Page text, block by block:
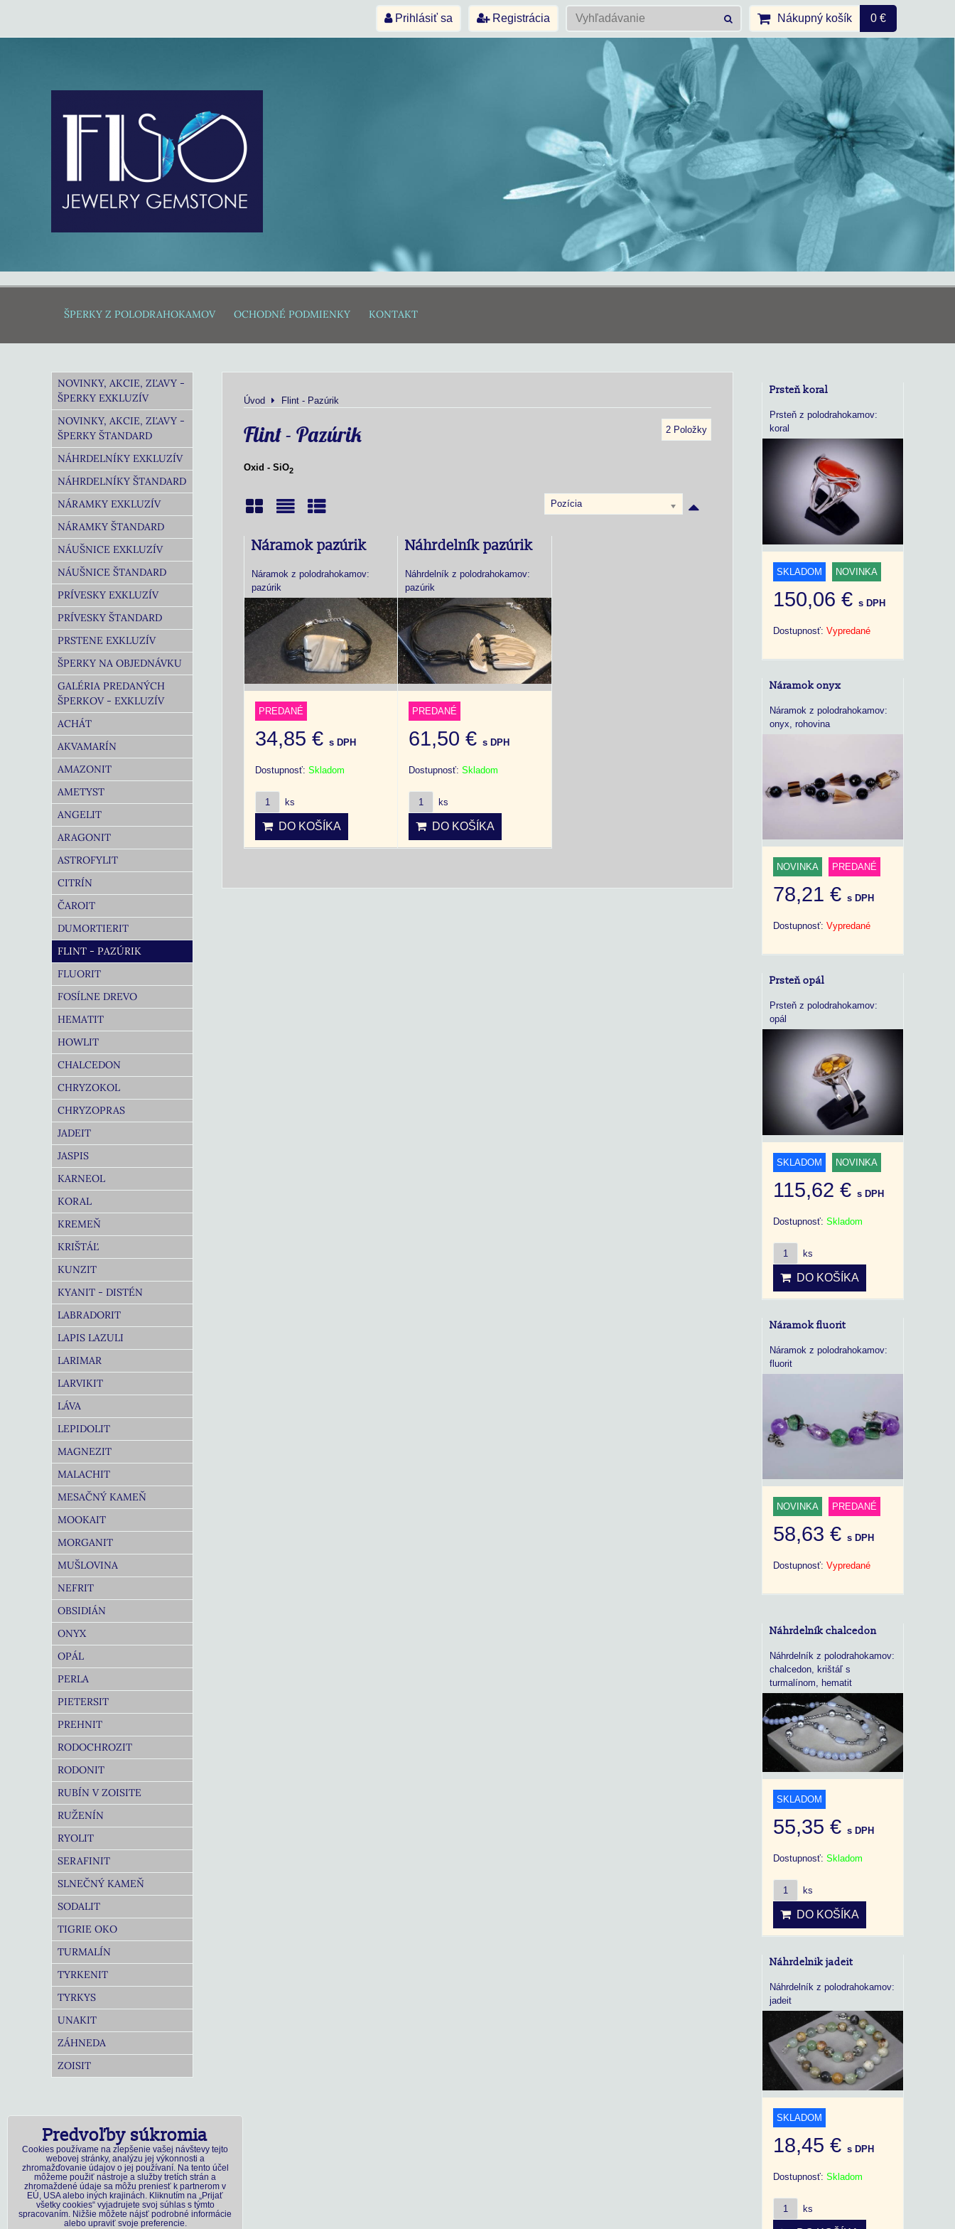
Prihlásiť sa Registrácia Nákupný košík 0 €
ŠPERKY Z POLODRAHOKAMOV OCHODNÉ PODMIENKY KONTAKT
Úvod Flint - Pazúrik
Flint - Pazúrik 2 Položky
Oxid - SiO2
Mriežka
Pozícia
Náramok pazúrik
Náramok z polodrahokamov:
pazúrik
PREDANÉ
34,85 € s DPH
Dostupnosť: Skladom
ks
DO KOŠÍKA
Náhrdelník pazúrik
Náhrdelník z polodrahokamov:
pazúrik
PREDANÉ
61,50 €s DPH
Dostupnosť:Skladom
ks
DO KOŠÍKA
NOVINKY, AKCIE, ZĽAVY -
ŠPERKY EXKLUZÍV
NOVINKY, AKCIE, ZĽAVY -
ŠPERKY ŠTANDARD
NÁHRDELNÍKY EXKLUZÍV
NÁHRDELNÍKY ŠTANDARD
NÁRAMKY EXKLUZÍV
NÁRAMKY ŠTANDARD
NÁUŠNICE EXKLUZÍV
NÁUŠNICE ŠTANDARD
PRÍVESKY EXKLUZÍV
PRÍVESKY ŠTANDARD
PRSTENE EXKLUZÍV
ŠPERKY NA OBJEDNÁVKU
GALÉRIA PREDANÝCH
ŠPERKOV - EXKLUZÍV
ACHÁT
AKVAMARÍN
AMAZONIT
AMETYST
ANGELIT
ARAGONIT
ASTROFYLIT
CITRÍN
ČAROIT
DUMORTIERIT
FLINT - PAZÚRIK
FLUORIT
FOSÍLNE DREVO
HEMATIT
HOWLIT
CHALCEDON
CHRYZOKOL
CHRYZOPRAS
JADEIT
JASPIS
KARNEOL
KORAL
KREMEŇ
KRIŠTÁĽ
KUNZIT
KYANIT - DISTÉN
LABRADORIT
LAPIS LAZULI
LARIMAR
LARVIKIT
LÁVA
LEPIDOLIT
MAGNEZIT
MALACHIT
MESAČNÝ KAMEŇ
MOOKAIT
MORGANIT
MUŠLOVINA
NEFRIT
OBSIDIÁN
ONYX
OPÁL
PERLA
PIETERSIT
PREHNIT
RODOCHROZIT
RODONIT
RUBÍN V ZOISITE
RUŽENÍN
RYOLIT
SERAFINIT
SLNEČNÝ KAMEŇ
SODALIT
TIGRIE OKO
TURMALÍN
TYRKENIT
TYRKYS
UNAKIT
ZÁHNEDA
ZOISIT
Prsteň koral
Prsteň z polodrahokamov:
koral
SKLADOM NOVINKA
150,06 € s DPH
Dostupnosť: Vypredané
Náramok onyx
Náramok z polodrahokamov:
onyx, rohovina
NOVINKA PREDANÉ
78,21 € s DPH
Dostupnosť: Vypredané
Prsteň opál
Prsteň z polodrahokamov:
opál
SKLADOM NOVINKA
115,62 € s DPH
Dostupnosť: Skladom
ks
DO KOŠÍKA
Náramok fluorit
Náramok z polodrahokamov:
fluorit
NOVINKA PREDANÉ
58,63 € s DPH
Dostupnosť: Vypredané
Náhrdelník chalcedon
Náhrdelník z polodrahokamov:
chalcedon, krištáľ s
turmalínom, hematit
SKLADOM
55,35 € s DPH
Dostupnosť: Skladom
ks
DO KOŠÍKA
Náhrdelnik jadeit
Náhrdelník z polodrahokamov:
jadeit
SKLADOM
18,45 € s DPH
Dostupnosť: Skladom
ks
Predvoľby súkromia
Cookies používame na zlepšenie vašej návštevy tejto
webovej stránky, analýzu jej výkonnosti a
zhromažďovanie údajov o jej používaní. Na tento účel
môžeme použiť nástroje a služby tretích strán a
zhromaždené údaje sa môžu preniesť k partnerom v
EÚ, USA alebo iných krajinách. Kliknutím na „Prijať
všetky cookies“ vyjadrujete svoj súhlas s týmto
spracovaním. Nižšie môžete nájsť podrobné informácie
alebo upraviť svoje preferencie.